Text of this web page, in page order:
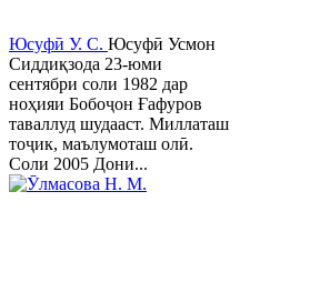
Юсуфӣ У. C. Юсуфӣ Усмон
Сиддиқзода 23-юми
сентябри соли 1982 дар
ноҳияи Бобоҷон Ғафуров
таваллуд шудааст. Миллаташ
тоҷик, маълумоташ олӣ.
Соли 2005 Дони...